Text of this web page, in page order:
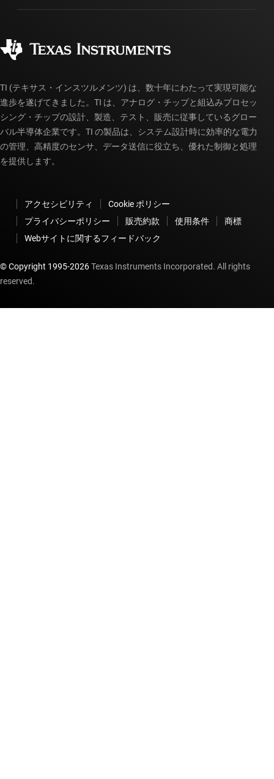
製造
myTI アカウントの FAQ
ご注文に関する FAQ
TI (テキサス・インスツルメンツ) は、数十年にわたって実現可能な
進歩を遂げてきました。TI は、アナログ・チップと組込みプロセッ
シング・チップの設計、製造、テスト、販売に従事しているグロー
バル半導体企業です。TI の製品は、システム設計時に効率的な電力
の管理、高精度のセンサ、データ送信に役立ち、優れた制御と処理
を提供します。
アクセシビリティ
Cookie ポリシー
プライバシーポリシー
販売約款 使用条件
商標
Webサイトに関するフィードバック
© Copyright 1995-2026Texas Instruments Incorporated. All rights
reserved.